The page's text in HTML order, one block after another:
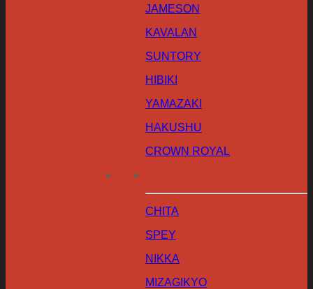
JAMESON
KAVALAN
SUNTORY
HIBIKI
YAMAZAKI
HAKUSHU
CROWN ROYAL
CHITA
SPEY
NIKKA
MIZAGIKYO